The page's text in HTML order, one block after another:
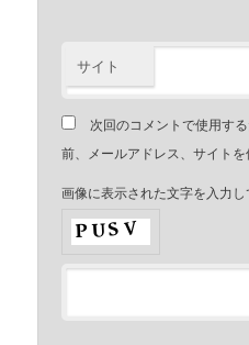
サイト
次回のコメントで使用す
前、メールアドレス、サイトを
画像に表示された文字を入力